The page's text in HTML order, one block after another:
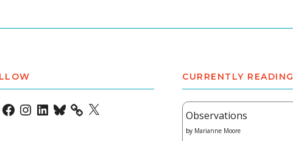
Facebook
Instagram
LinkedIn
Bluesky X
CURRENTLY READING
Observations
by Marianne Moore